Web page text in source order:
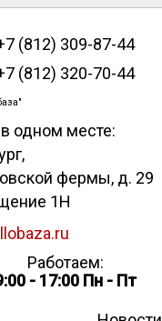
(812) 309-87-44
(812) 320-70-44
одном месте:
,
фермы, д. 29
1Н
Работаем:
- 17:00 Пн - Пт